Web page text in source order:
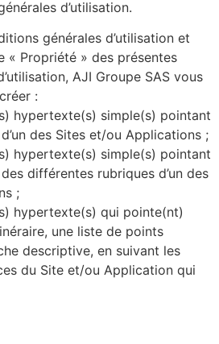
d’utilisation.
générales d’utilisation et
« Propriété » des présentes
AJI Groupe SAS vous
:
hypertexte(s) simple(s) pointant
des Sites et/ou Applications ;
hypertexte(s) simple(s) pointant
différentes rubriques d’un des
;
hypertexte(s) qui pointe(nt)
une liste de points
descriptive, en suivant les
du Site et/ou Application qui